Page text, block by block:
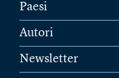
Paesi
Autori
Newsletter